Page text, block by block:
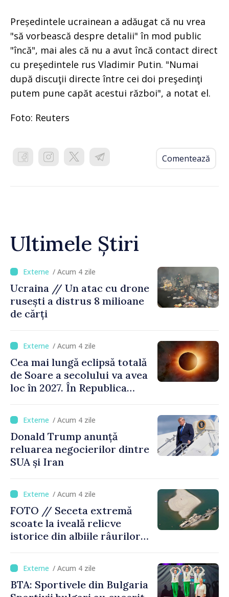
Președintele ucrainean a adăugat că nu vrea
"să vorbească despre detalii" în mod public
"încă", mai ales că nu a avut încă contact direct
cu preşedintele rus Vladimir Putin. "Numai
după discuţii directe între cei doi preşedinţi
putem pune capăt acestui război", a notat el.
Foto: Reuters
Comentează
Ultimele Știri
/ Acum 4 zile
Ucraina // Un atac cu drone
rusești a distrus 8 milioane
de cărți
/ Acum 4 zile
Cea mai lungă eclipsă totală
de Soare a secolului va avea
loc în 2027. În Republica
acoperit în proporție de
până la 44%/ Acum 4 zile
Donald Trump anunță
reluarea negocierilor dintre
SUA și Iran
/ Acum 4 zile
FOTO // Seceta extremă
scoate la iveală relicve
istorice din albiile râurilor
/ Acum 4 zile
BTA: Sportivele din Bulgaria